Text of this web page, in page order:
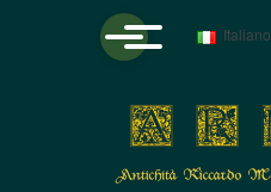
Italiano